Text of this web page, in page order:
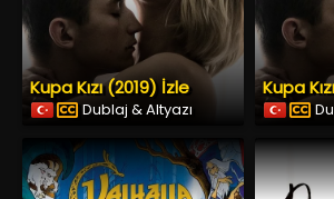
Kupa Kızı (2019) İzle
Dublaj & Altyazı
Kupa